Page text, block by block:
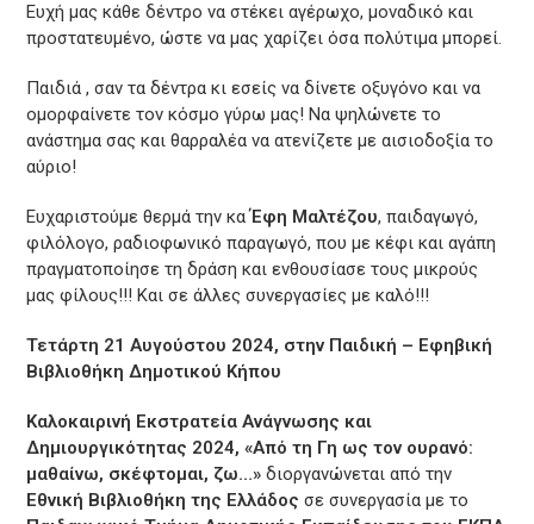
Ευχή μας κάθε δέντρο να στέκει αγέρωχο, μοναδικό και
προστατευμένο, ώστε να μας χαρίζει όσα πολύτιμα μπορεί.
Παιδιά , σαν τα δέντρα κι εσείς να δίνετε οξυγόνο και να
ομορφαίνετε τον κόσμο γύρω μας! Να ψηλώνετε το
ανάστημα σας και θαρραλέα να ατενίζετε με αισιοδοξία το
αύριο!
Ευχαριστούμε θερμά την καΈφη Μαλτέζου, παιδαγωγό,
φιλόλογο, ραδιοφωνικό παραγωγό, που με κέφι και αγάπη
πραγματοποίησε τη δράση και ενθουσίασε τους μικρούς
μας φίλους!!! Και σε άλλες συνεργασίες με καλό!!!
Τετάρτη 21 Αυγούστου 2024, στην Παιδική – Εφηβική
Βιβλιοθήκη Δημοτικού Κήπου
Καλοκαιρινή Εκστρατεία Ανάγνωσης και
Δημιουργικότητας 2024, «Από τη Γη ως τον ουρανό:
μαθαίνω, σκέφτομαι, ζω…»διοργανώνεται από την
Εθνική Βιβλιοθήκη της Ελλάδος σε συνεργασία με το